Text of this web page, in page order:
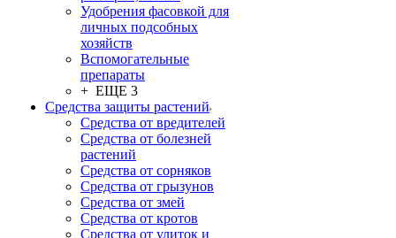
Удобрения фасовкой для
личных подсобных
хозяйств
Вспомогательные
препараты
+ ЕЩЕ 3
Средства защиты растений
Средства от вредителей
Средства от болезней
растений
Средства от сорняков
Средства от грызунов
Средства от змей
Средства от кротов
Средства от улиток и